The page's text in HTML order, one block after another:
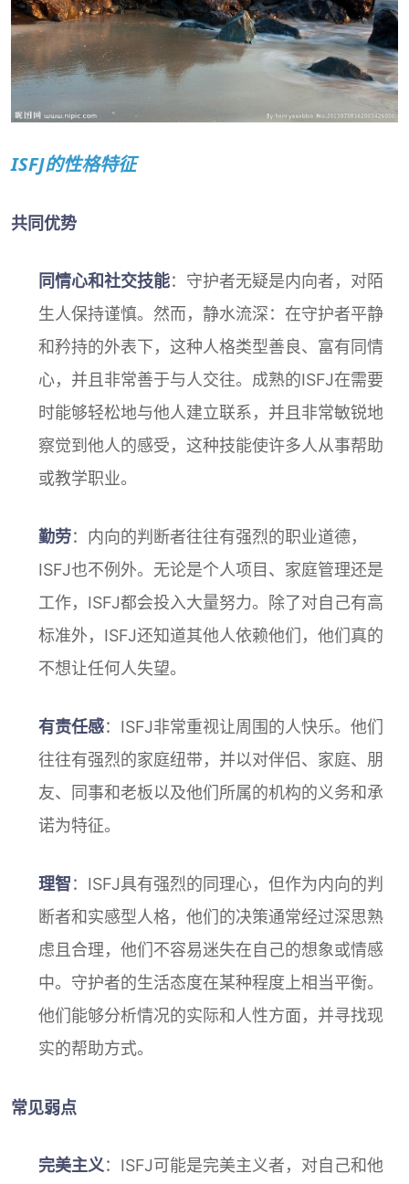
ISFJ的性格特征
共同优势
同情心和社交技能：守护者无疑是内向者，对陌
生人保持谨慎。然而，静水流深：在守护者平静
和矜持的外表下，这种人格类型善良、富有同情
心，并且非常善于与人交往。成熟的ISFJ在需要
时能够轻松地与他人建立联系，并且非常敏锐地
察觉到他人的感受，这种技能使许多人从事帮助
或教学职业。
勤劳：内向的判断者往往有强烈的职业道德，
ISFJ也不例外。无论是个人项目、家庭管理还是
工作，ISFJ都会投入大量努力。除了对自己有高
标准外，ISFJ还知道其他人依赖他们，他们真的
不想让任何人失望。
有责任感：ISFJ非常重视让周围的人快乐。他们
往往有强烈的家庭纽带，并以对伴侣、家庭、朋
友、同事和老板以及他们所属的机构的义务和承
诺为特征。
理智：ISFJ具有强烈的同理心，但作为内向的判
断者和实感型人格，他们的决策通常经过深思熟
虑且合理，他们不容易迷失在自己的想象或情感
中。守护者的生活态度在某种程度上相当平衡。
他们能够分析情况的实际和人性方面，并寻找现
实的帮助方式。
常见弱点
完美主义：ISFJ可能是完美主义者，对自己和他